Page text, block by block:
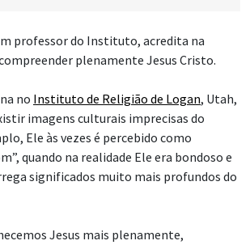
professor do Instituto, acredita na
plenamente Jesus Cristo.
no Instituto de Religião de Logan, Utah,
imagens culturais imprecisas do
Ele às vezes é percebido como
quando na realidade Ele era bondoso e
significados muito mais profundos do
Jesus mais plenamente,